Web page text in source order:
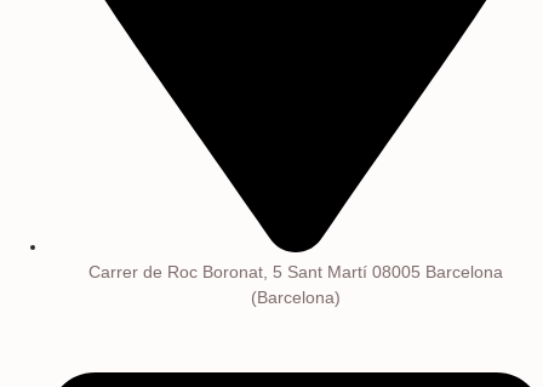
Carrer de Roc Boronat, 5 Sant Martí 08005 Barcelona
(Barcelona)